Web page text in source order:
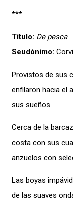
***
Título: De pesca
Seudónimo:
Provistos de sus
enfilaron hacia el
sus sueños.
Cerca de la
costa con sus
anzuelos con
Las boyas
de las suaves